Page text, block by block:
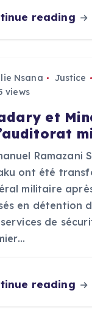
reading
Nsana Justice
views
et
Ramazani
ont été
militaire
en détention
de
reading